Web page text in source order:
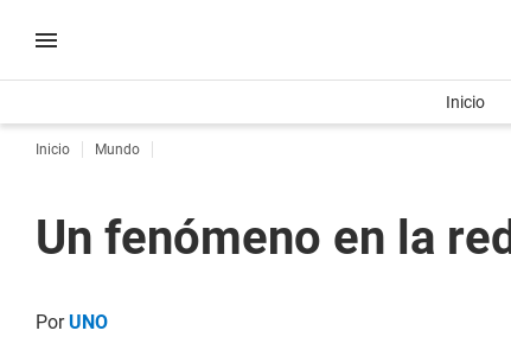
Inicio
Inicio Mundo
Un fenómeno en la red
PorUNO